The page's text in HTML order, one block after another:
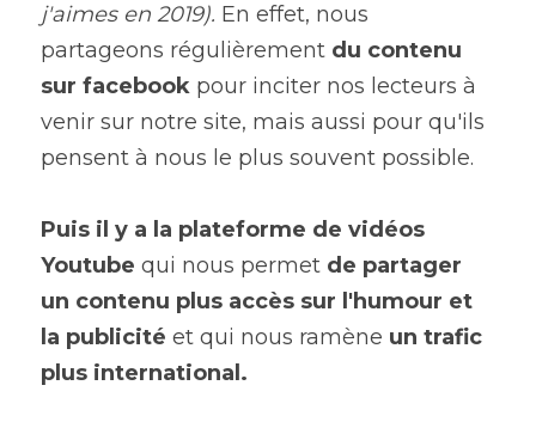
j'aimes en 2019). En effet, nous
partageons régulièrement du contenu
sur facebook pour inciter nos lecteurs à
venir sur notre site, mais aussi pour qu'ils
pensent à nous le plus souvent possible.
Puis il y a la plateforme de vidéos
Youtube qui nous permet de partager
un contenu plus accès sur l'humour et
la publicité et qui nous ramène un trafic
plus international.